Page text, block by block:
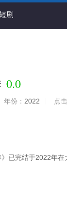
剧
0.0
年份： 2022 点
已完结于2022年